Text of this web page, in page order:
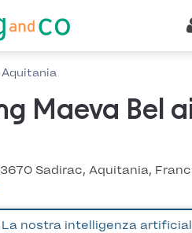
Aquitania
Maeva Bel
Sadirac, Aquitania,